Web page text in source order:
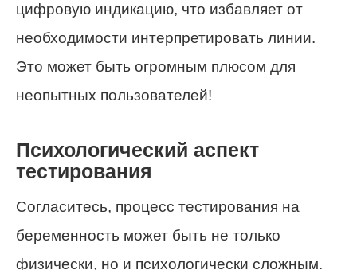
цифровую индикацию, что избавляет от
необходимости интерпретировать линии.
Это может быть огромным плюсом для
неопытных пользователей!
Психологический аспект
тестирования
Согласитесь, процесс тестирования на
беременность может быть не только
физически, но и психологически сложным.